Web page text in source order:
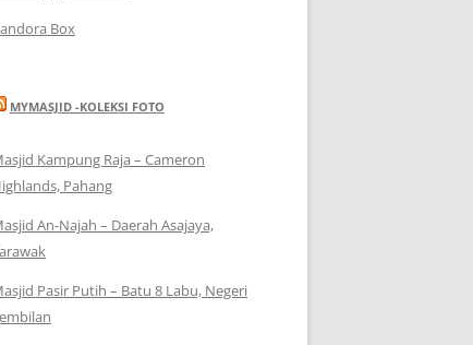
Box
MYMASJID -KOLEKSI FOTO
Kampung Raja – Cameron
Pahang
An-Najah – Daerah Asajaya,
Pasir Putih – Batu 8 Labu, Negeri